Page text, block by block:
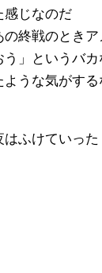
感じなのだ
終戦のとき
う」というバ
ような気がす
ふけていった